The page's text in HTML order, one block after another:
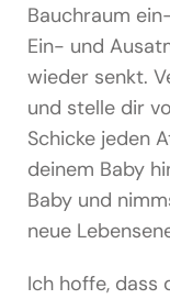
Bauchraum
Ein- und
wieder senkt.
und stelle dir
Schicke jeden
deinem Baby
Baby und
neue
Ich hoffe, dass